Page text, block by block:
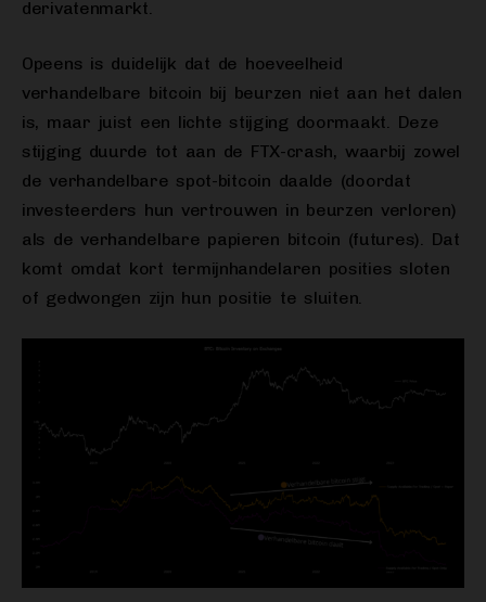
derivatenmarkt.
Opeens is duidelijk dat de hoeveelheid
verhandelbare bitcoin bij beurzen niet aan het dalen
is, maar juist een lichte stijging doormaakt. Deze
stijging duurde tot aan de FTX-crash, waarbij zowel
de verhandelbare spot-bitcoin daalde (doordat
investeerders hun vertrouwen in beurzen verloren)
als de verhandelbare papieren bitcoin (futures). Dat
komt omdat kort termijnhandelaren posities sloten
of gedwongen zijn hun positie te sluiten.